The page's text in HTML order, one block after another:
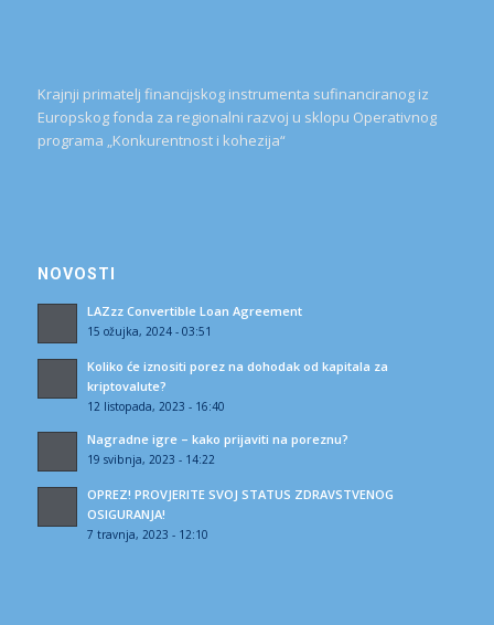
Krajnji primatelj financijskog instrumenta sufinanciranog iz
Europskog fonda za regionalni razvoj u sklopu Operativnog
programa „Konkurentnost i kohezija“
NOVOSTI
LAZzz Convertible Loan Agreement
15 ožujka, 2024 - 03:51
Koliko će iznositi porez na dohodak od kapitala za
kriptovalute?
12 listopada, 2023 - 16:40
Nagradne igre – kako prijaviti na poreznu?
19 svibnja, 2023 - 14:22
OPREZ! PROVJERITE SVOJ STATUS ZDRAVSTVENOG
OSIGURANJA!
7 travnja, 2023 - 12:10